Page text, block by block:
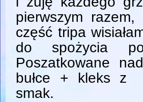
pierwszym
część tripa
do spożycia
Poszatkowane
bułce + kleks z
smak.